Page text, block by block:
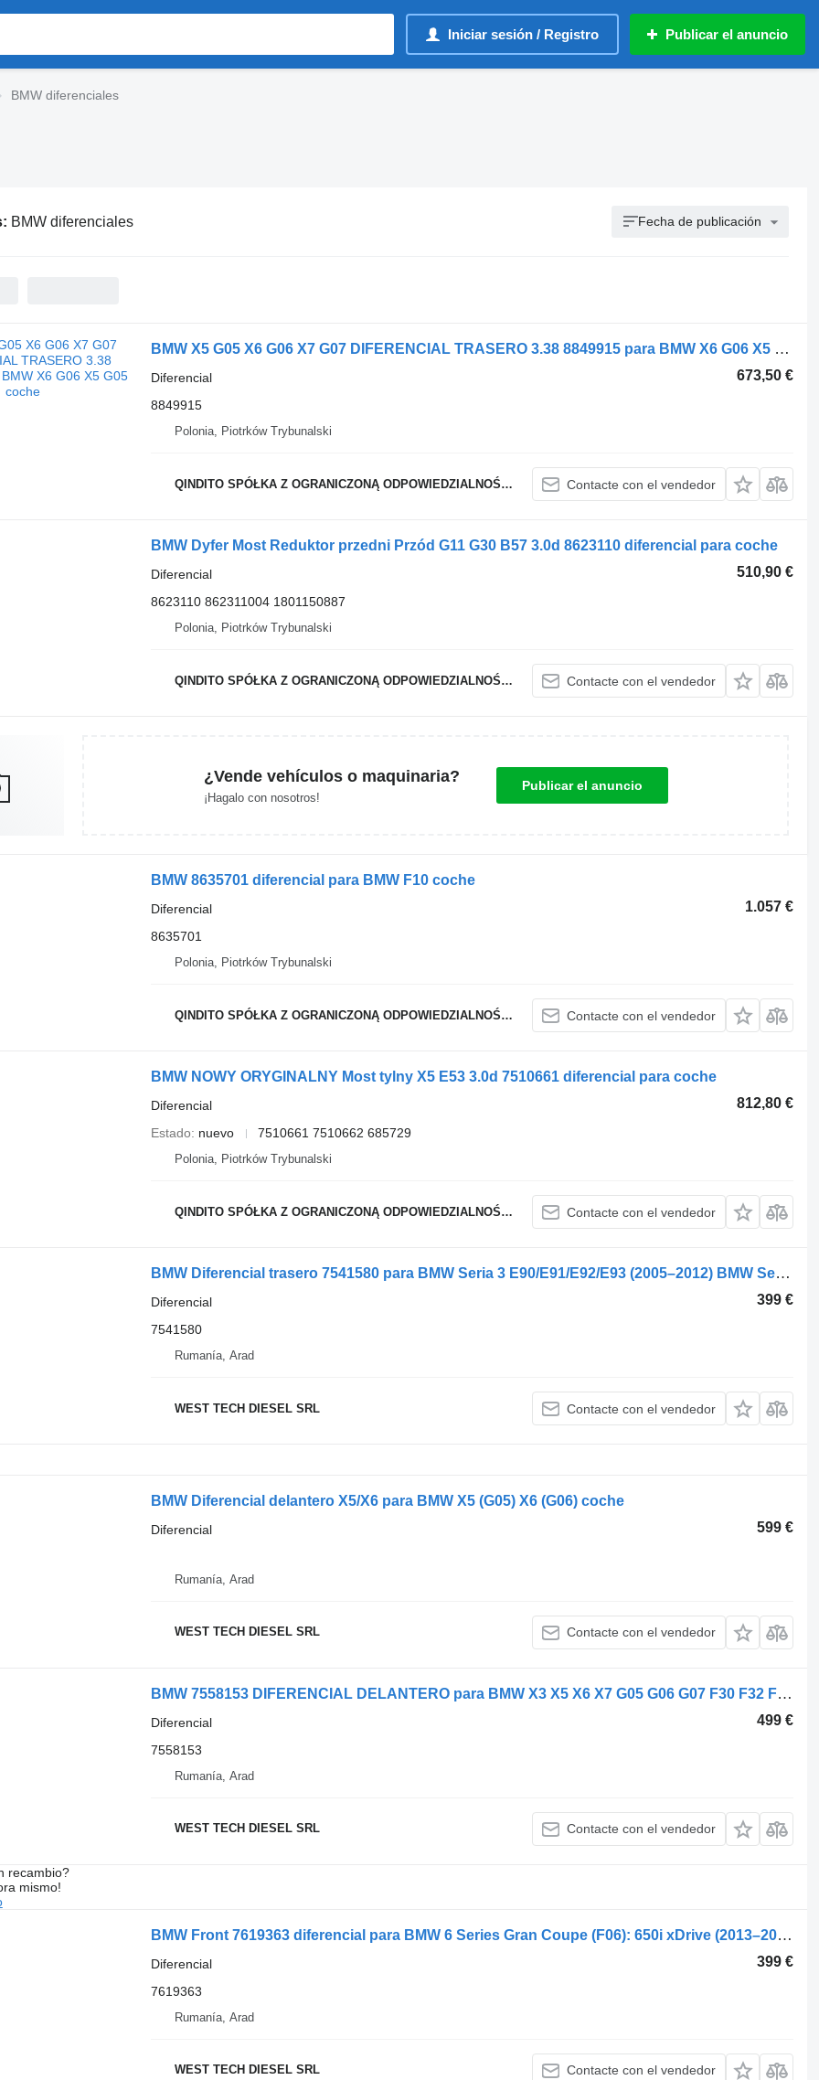
Iniciar sesión / Registro Publicar el anuncio
BMW diferenciales
BMW diferenciales Fecha de publicación
BMW X5 G05 X6 G06 X7 G07 DIFERENCIAL TRASERO 3.38 8849915 para BMW X6 G06 X5 G05 coche
673,50 €
Diferencial
8849915
Polonia, Piotrków Trybunalski
QINDITO SPÓŁKA Z OGRANICZONĄ ODPOWIEDZIALNOŚCIĄ Contacte con el vendedor
BMW Dyfer Most Reduktor przedni Przód G11 G30 B57 3.0d 8623110 diferencial para coche
510,90 €
Diferencial
8623110 862311004 1801150887
Polonia, Piotrków Trybunalski
QINDITO SPÓŁKA Z OGRANICZONĄ ODPOWIEDZIALNOŚCIĄ Contacte con el vendedor
¿Vende vehículos o maquinaria?
¡Hagalo con nosotros!
Publicar el anuncio
BMW 8635701 diferencial para BMW F10 coche
1.057 €
Diferencial
8635701
Polonia, Piotrków Trybunalski
QINDITO SPÓŁKA Z OGRANICZONĄ ODPOWIEDZIALNOŚCIĄ Contacte con el vendedor
BMW NOWY ORYGINALNY Most tylny X5 E53 3.0d 7510661 diferencial para coche
812,80 €
Diferencial
Estado
nuevo 7510661 7510662 685729
Polonia, Piotrków Trybunalski
QINDITO SPÓŁKA Z OGRANICZONĄ ODPOWIEDZIALNOŚCIĄ Contacte con el vendedor
BMW Diferencial trasero 7541580 para BMW Seria 3 E90/E91/E92/E93 (2005–2012) BMW Seria 1 E81/E87 (2004–2011) BMW X1 E84 (2009–2015) BMW Seria 4 F32/F33 (2013–2020) BMW 2 F22/F23 (2017–) BMW 3 GT F34 (2013–2017) BMW 4 F36 Gran Coupe (2014–2017) coche
399 €
Diferencial
7541580
Rumanía, Arad
WEST TECH DIESEL SRL Contacte con el vendedor
BMW Diferencial delantero X5/X6 para BMW X5 (G05) X6 (G06) coche
599 €
Diferencial
Rumanía, Arad
WEST TECH DIESEL SRL Contacte con el vendedor
BMW 7558153 DIFERENCIAL DELANTERO para BMW X3 X5 X6 X7 G05 G06 G07 F30 F32 F31 F36 F90 coche
499 €
Diferencial
7558153
Rumanía, Arad
WEST TECH DIESEL SRL Contacte con el vendedor
recambio?
mismo!
BMW Front 7619363 diferencial para BMW 6 Series Gran Coupe (F06): 650i xDrive (2013–2019) 5 Series (F10/F11): 550i xDrive (2011–2016) 7 Series (F01/F02/F04): 750i xDrive (2012–2015) Alpina B6/B7: xDrive Gran Coupe (2013–2019) coche
399 €
Diferencial
7619363
Rumanía, Arad
WEST TECH DIESEL SRL Contacte con el vendedor